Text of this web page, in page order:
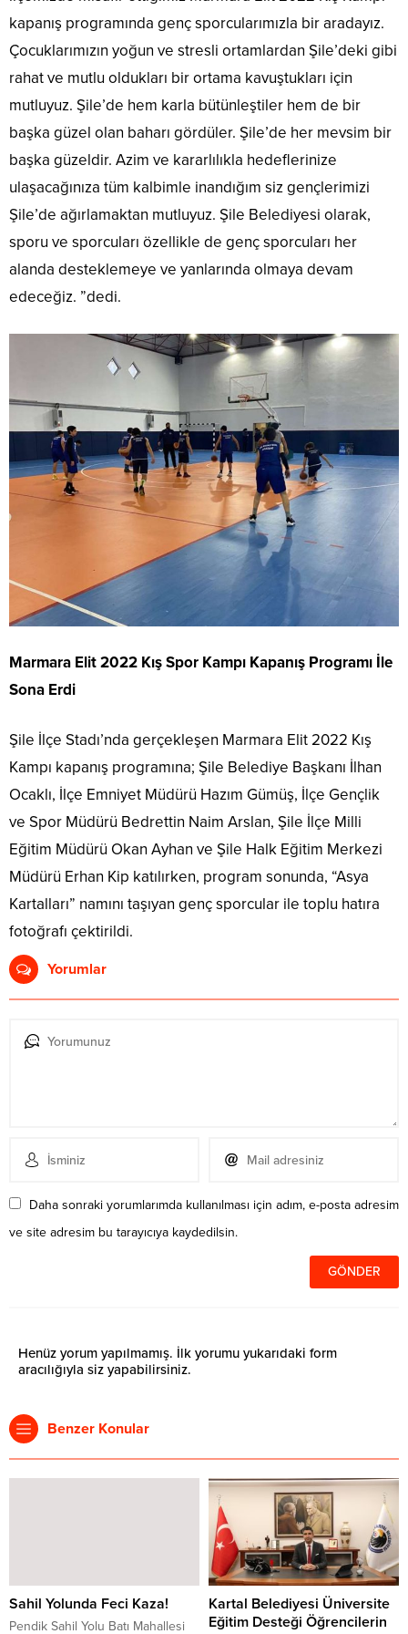
kapanış programında genç sporcularımızla bir aradayız.
Çocuklarımızın yoğun ve stresli ortamlardan Şile’deki gibi
rahat ve mutlu oldukları bir ortama kavuştukları için
mutluyuz. Şile’de hem karla bütünleştiler hem de bir
başka güzel olan baharı gördüler. Şile’de her mevsim bir
başka güzeldir. Azim ve kararlılıkla hedeflerinize
ulaşacağınıza tüm kalbimle inandığım siz gençlerimizi
Şile’de ağırlamaktan mutluyuz. Şile Belediyesi olarak,
sporu ve sporcuları özellikle de genç sporcuları her
alanda desteklemeye ve yanlarında olmaya devam
edeceğiz. ”dedi.
Marmara Elit 2022 Kış Spor Kampı Kapanış Programı İle
Sona Erdi
Şile İlçe Stadı’nda gerçekleşen Marmara Elit 2022 Kış
Kampı kapanış programına; Şile Belediye Başkanı İlhan
Ocaklı, İlçe Emniyet Müdürü Hazım Gümüş, İlçe Gençlik
ve Spor Müdürü Bedrettin Naim Arslan, Şile İlçe Milli
Eğitim Müdürü Okan Ayhan ve Şile Halk Eğitim Merkezi
Müdürü Erhan Kip katılırken, program sonunda, “Asya
Kartalları” namını taşıyan genç sporcular ile toplu hatıra
fotoğrafı çektirildi.
Yorumlar
Daha sonraki yorumlarımda kullanılması için adım, e-posta adresim
ve site adresim bu tarayıcıya kaydedilsin.
Henüz yorum yapılmamış. İlk yorumu yukarıdaki form
aracılığıyla siz yapabilirsiniz.
Benzer Konular
Sahil Yolunda Feci Kaza!
Pendik Sahil Yolu Batı Mahallesi
Kartal Belediyesi Üniversite
Eğitim Desteği Öğrencilerin